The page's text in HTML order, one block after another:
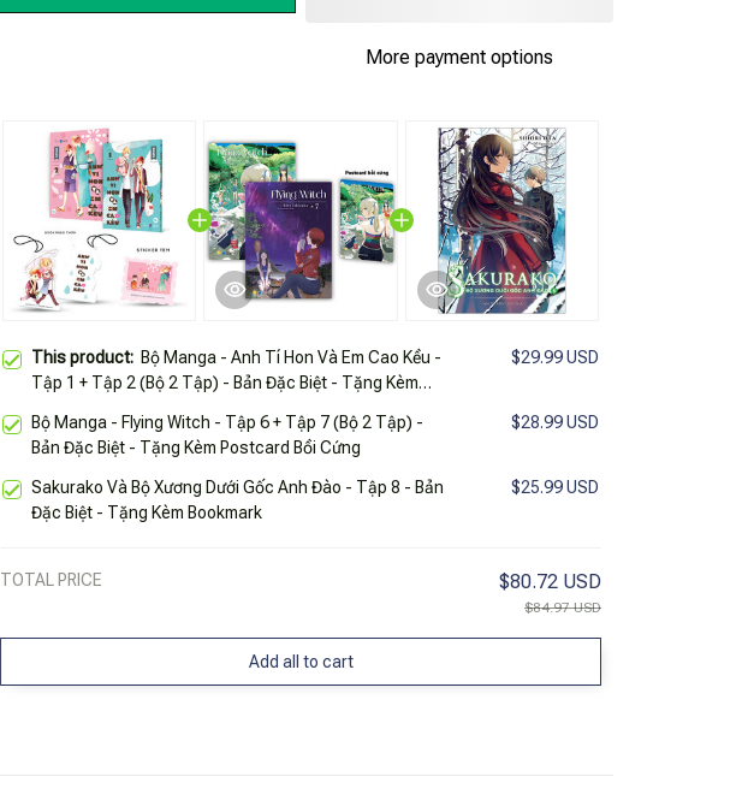
More payment options
This product: Bộ Manga - Anh Tí Hon Và Em Cao Kều -
Tập 1 + Tập 2 (Bộ 2 Tập) - Bản Đặc Biệt - Tặng Kèm
$29.99 USD
Bộ Manga - Flying Witch - Tập 6 + Tập 7 (Bộ 2 Tập) -
Bản Đặc Biệt - Tặng Kèm Postcard Bồi Cứng
$28.99 USD
Sakurako Và Bộ Xương Dưới Gốc Anh Đào - Tập 8 - Bản
Đặc Biệt - Tặng Kèm Bookmark
$25.99 USD
TOTAL PRICE $80.72 USD
$84.97 USD
Add all to cart